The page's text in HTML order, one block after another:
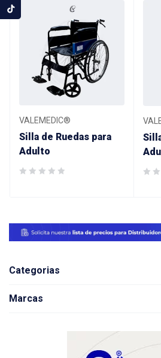
Categorias
Marcas
VALEMEDIC®
Silla de Ruedas para
Adulto